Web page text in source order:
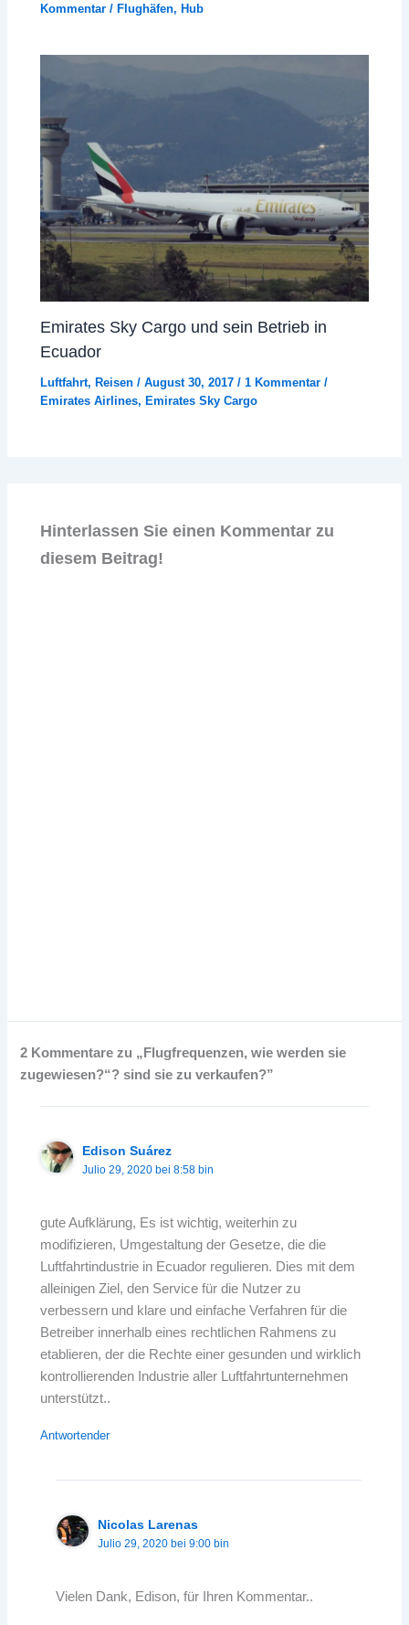
Kommentar / Flughäfen, Hub
Emirates Sky Cargo und sein Betrieb in
Ecuador
Luftfahrt, Reisen /August 30, 2017/1 Kommentar /
Emirates Airlines, Emirates Sky Cargo
Hinterlassen Sie einen Kommentar zu
diesem Beitrag!
2 Kommentare zu „Flugfrequenzen, wie werden sie
zugewiesen?“? sind sie zu verkaufen?”
Edison Suárez
Julio 29, 2020 bei 8:58 bin
gute Aufklärung, Es ist wichtig, weiterhin zu
modifizieren, Umgestaltung der Gesetze, die die
Luftfahrtindustrie in Ecuador regulieren. Dies mit dem
alleinigen Ziel, den Service für die Nutzer zu
verbessern und klare und einfache Verfahren für die
Betreiber innerhalb eines rechtlichen Rahmens zu
etablieren, der die Rechte einer gesunden und wirklich
kontrollierenden Industrie aller Luftfahrtunternehmen
unterstützt..
Antwortender
Nicolas Larenas
Julio 29, 2020 bei 9:00 bin
Vielen Dank, Edison, für Ihren Kommentar..